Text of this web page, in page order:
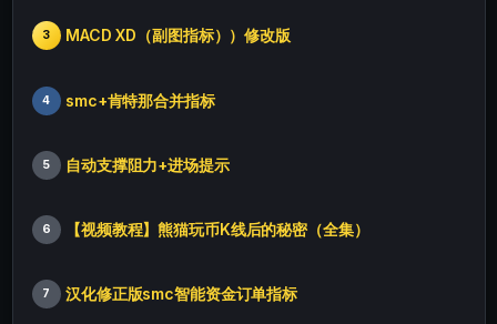
3 MACD XD（副图指标））修改版
4 smc+肯特那合并指标
5 自动支撑阻力+进场提示
6 【视频教程】熊猫玩币K线后的秘密（全集）
7 汉化修正版smc智能资金订单指标